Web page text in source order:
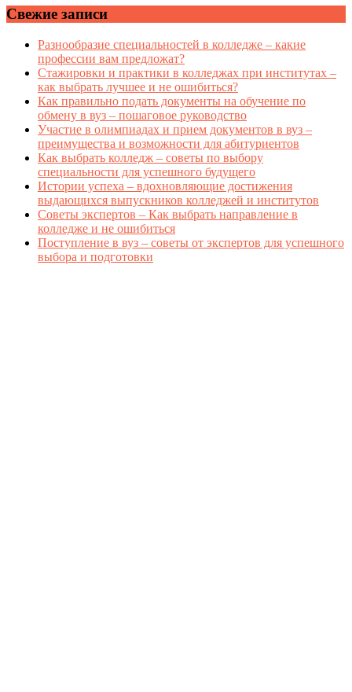
Свежие записи
Разнообразие специальностей в колледже – какие
профессии вам предложат?
Стажировки и практики в колледжах при институтах –
как выбрать лучшее и не ошибиться?
Как правильно подать документы на обучение по
обмену в вуз – пошаговое руководство
Участие в олимпиадах и прием документов в вуз –
преимущества и возможности для абитуриентов
Как выбрать колледж – советы по выбору
специальности для успешного будущего
Истории успеха – вдохновляющие достижения
выдающихся выпускников колледжей и институтов
Советы экспертов – Как выбрать направление в
колледже и не ошибиться
Поступление в вуз – советы от экспертов для успешного
выбора и подготовки